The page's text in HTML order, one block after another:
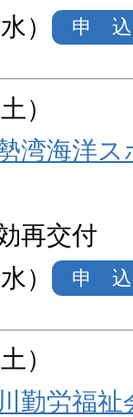
） 申 込
）
湾海洋
再交付
） 申 込
）
勤労福祉